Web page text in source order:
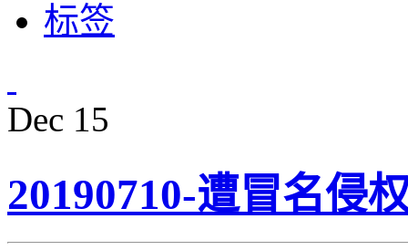
标签
Dec 15
20190710-遭冒名侵